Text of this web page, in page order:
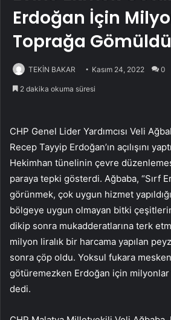
Erdoğan İçin
Toprağa Gömüldü
TEKİN BAKAR Kasım 24, 2022 0
2 dakika okuma süresi
CHP Genel Lider Yardımcısı Veli
Recep Tayyip Erdoğan’ın açılışını
Hekimhan tünelinin çevre
paraya tepki gösterdi. Ağbaba, “Sırf
görünmek, çok uygun hizmet
bölgeye uygun olmayan bitki
dikip sonra mukadderatlarına terk
milyon liralık bir harcama yapılan
sonra çöp oldu. Yoksul fukara
götüremezken Erdoğan için milyonlar
dedi.